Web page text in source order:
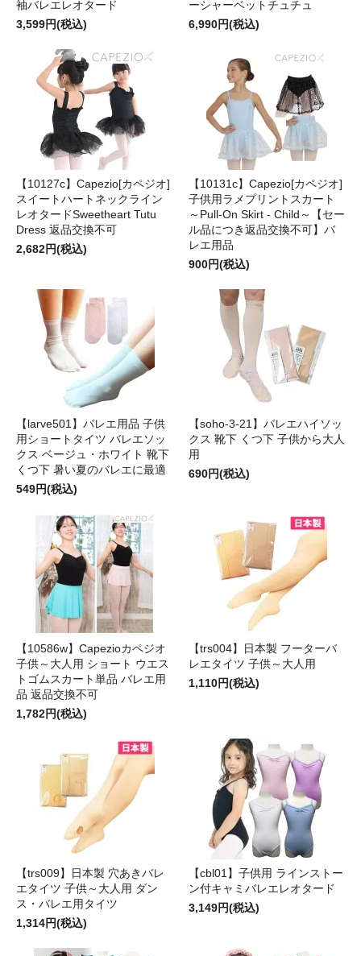
袖バレエレオタード
3,599円(税込)
ーシャーベットチュチュ
6,990円(税込)
【10127c】Capezio[カペジオ]
スイートハートネックライン
レオタードSweetheart Tutu
Dress 返品交換不可
2,682円(税込)
【10131c】Capezio[カペジオ]
子供用ラメプリントスカート
～Pull-On Skirt - Child～【セー
ル品につき返品交換不可】バ
レエ用品
900円(税込)
【larve501】バレエ用品 子供
用ショートタイツ バレエソッ
クス ベージュ・ホワイト 靴下
くつ下 暑い夏のバレエに最適
549円(税込)
【soho-3-21】バレエハイソッ
クス 靴下 くつ下 子供から大人
用
690円(税込)
【10586w】Capezioカペジオ
子供～大人用 ショート ウエス
トゴムスカート単品 バレエ用
品 返品交換不可
1,782円(税込)
【trs004】日本製 フーターバ
レエタイツ 子供～大人用
1,110円(税込)
【trs009】日本製 穴あきバレ
エタイツ 子供～大人用 ダン
ス・バレエ用タイツ
1,314円(税込)
【cbl01】子供用 ラインストー
ン付キャミバレエレオタード
3,149円(税込)